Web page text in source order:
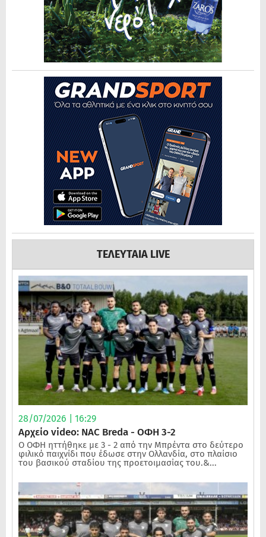
ΤΕΛΕΥΤΑΙΑ LIVE
28/07/2026 | 16:29
Αρχείο video: NAC Breda - ΟΦΗ 3-2
Ο ΟΦΗ ηττήθηκε με 3 - 2 από την Μπρέντα στο δεύτερο
φιλικό παιχνίδι που έδωσε στην Ολλανδία, στο πλαίσιο
του βασικού σταδίου της προετοιμασίας του.&...